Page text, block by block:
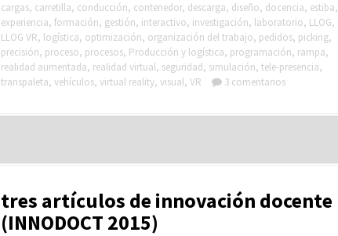
cargas, carretilla, conducción, contenedor, descarga, diseño, docencia, estiba,
experiencia, formación, gestión, interactivo, investigación, laboratorio, LLOG,
LLOG VR, logística, optimización, organización del trabajo, pedidos, picking,
precisión, proceso, procesos, Producción y logística, programación, rampa,
realidad aumentada, realidad virtual, seguridad, simulación, tele-presencia,
transpaleta, vehículos, virtual reality, visual, VR 3 comentarios
tres artículos de innovación docente
(INNODOCT 2015)